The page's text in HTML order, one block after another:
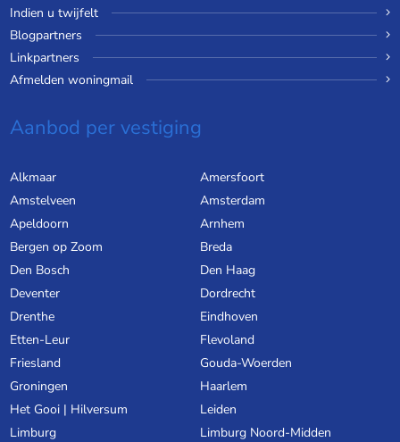
Indien u twijfelt
Blogpartners
Linkpartners
Afmelden woningmail
Aanbod per vestiging
Alkmaar
Amersfoort
Amstelveen
Amsterdam
Apeldoorn
Arnhem
Bergen op Zoom
Breda
Den Bosch
Den Haag
Deventer
Dordrecht
Drenthe
Eindhoven
Etten-Leur
Flevoland
Friesland
Gouda-Woerden
Groningen
Haarlem
Het Gooi | Hilversum
Leiden
Limburg
Limburg Noord-Midden